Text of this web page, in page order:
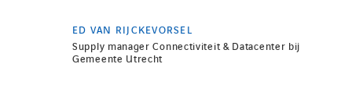
ED VAN RIJCKEVORSEL
Supply manager Connectiviteit & Datacenter bij
Gemeente Utrecht